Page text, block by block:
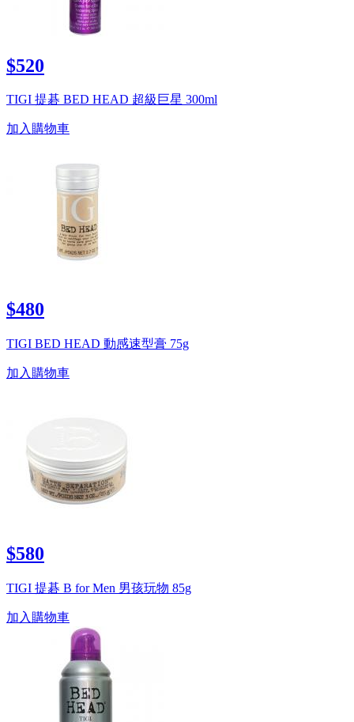
$520
TIGI 提碁 BED HEAD 超級巨星 300ml
加入購物車
$480
TIGI BED HEAD 動感速型膏 75g
加入購物車
$580
TIGI 提碁 B for Men 男孩玩物 85g
加入購物車